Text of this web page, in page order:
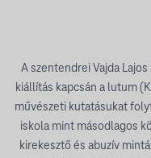
A szentendrei Vajda
kiállítás kapcsán a lutum
művészeti kutatásukat
iskola mint másodlagos
kirekesztő és abuzív